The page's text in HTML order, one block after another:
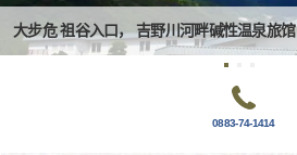
大步危 祖谷入口， 吉野川河畔碱性温泉旅馆
0883-74-1414